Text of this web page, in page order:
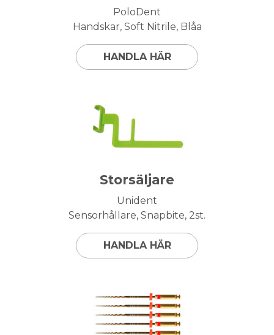
PoloDent
Handskar, Soft Nitrile, Blåa
HANDLA HÄR
Storsäljare
Unident
Sensorhållare, Snapbite, 2st.
HANDLA HÄR